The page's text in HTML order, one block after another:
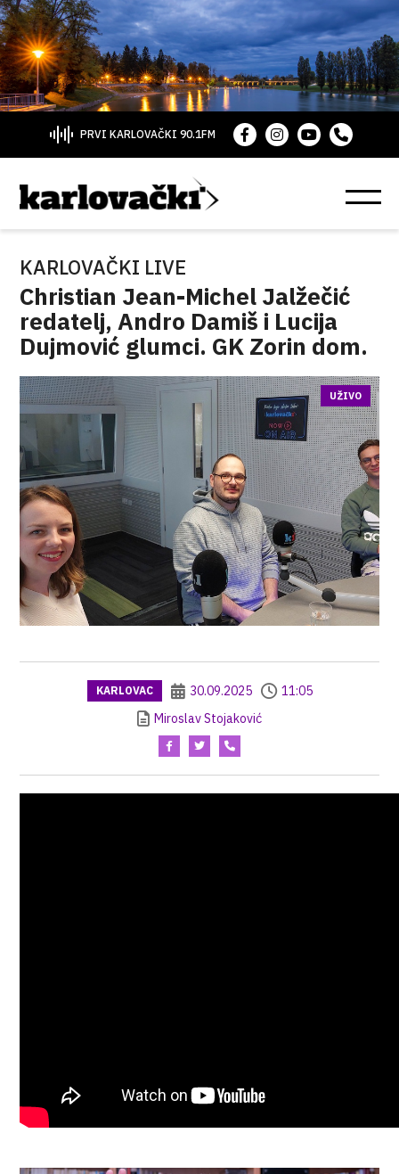
PRVI KARLOVAČKI 90.1FM
KARLOVAČKI LIVE
Christian Jean-Michel Jalžečić
redatelj, Andro Damiš i Lucija
Dujmović glumci. GK Zorin dom.
UŽIVO
KARLOVAC 30.09.2025
11:05
Miroslav Stojaković